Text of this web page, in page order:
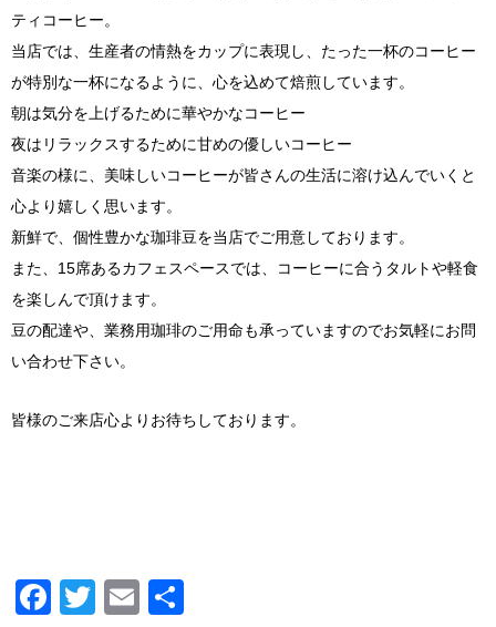
ティコーヒー。
当店では、生産者の情熱をカップに表現し、たった一杯のコーヒー
が特別な一杯になるように、心を込めて焙煎しています。
朝は気分を上げるために華やかなコーヒー
夜はリラックスするために甘めの優しいコーヒー
音楽の様に、美味しいコーヒーが皆さんの生活に溶け込んでいくと
心より嬉しく思います。
新鮮で、個性豊かな珈琲豆を当店でご用意しております。
また、15席あるカフェスペースでは、コーヒーに合うタルトや軽食
を楽しんで頂けます。
豆の配達や、業務用珈琲のご用命も承っていますのでお気軽にお問
い合わせ下さい。
皆様のご来店心よりお待ちしております。
Facebook
TwitterEmail